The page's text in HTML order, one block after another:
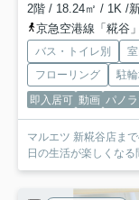
2階 / 18.24㎡ / 1K /
京急空港線「糀谷
バス・トイレ別
フローリング
駐
即入居可 動画 パノ
マルエツ 新糀谷店ま
日の生活が楽しくな